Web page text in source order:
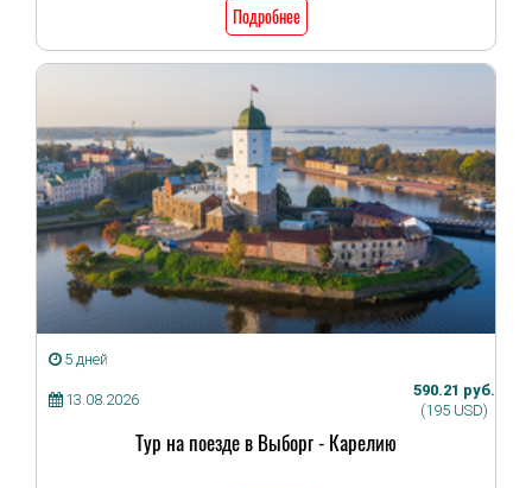
Подробнее
5 дней
13.08.2026
590.21 руб.
(195 USD)
Тур на поезде в Выборг - Карелию